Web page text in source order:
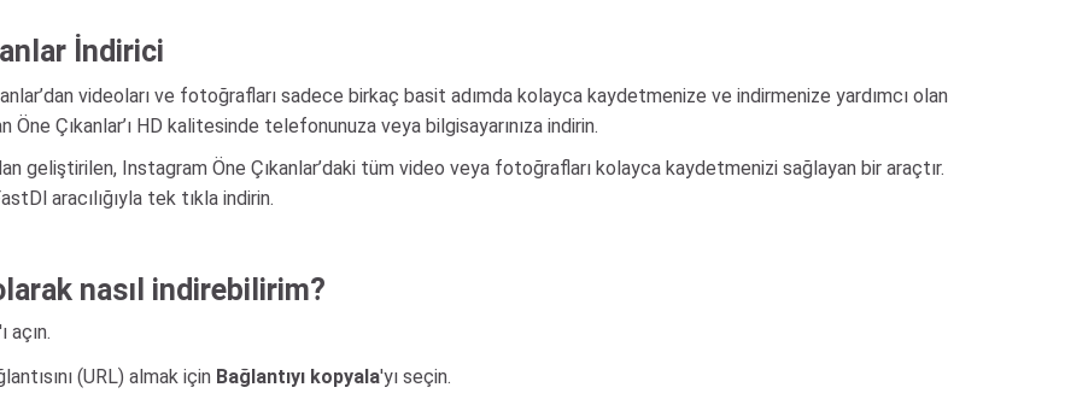
İndirici
videoları ve fotoğrafları sadece birkaç basit adımda kolayca kaydetmenize ve indirmenize yardımcı olan
Öne Çıkanlar’ı HD kalitesinde telefonunuza veya bilgisayarınıza indirin.
geliştirilen, Instagram Öne Çıkanlar’daki tüm video veya fotoğrafları kolayca kaydetmenizi sağlayan bir araçtır.
aracılığıyla tek tıkla indirin.
nasıl indirebilirim?
açın.
(URL) almak için Bağlantıyı kopyala'yı seçin.